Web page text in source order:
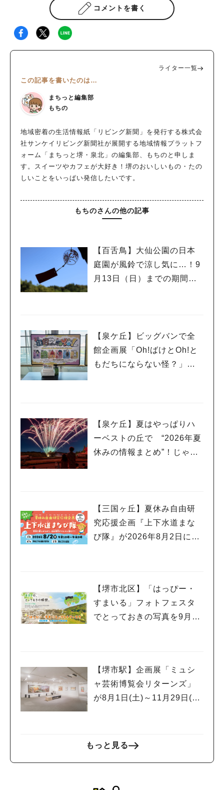
コメントを書く
ライター一覧
この記事を書いたのは…
まちっと編集部
もちの
地域密着の生活情報紙「リビング新聞」を発行する株式会
社サンケイリビング新聞社が展開する地域情報プラットフ
ォーム「まちっと堺・泉北」の編集部、もちのと申しま
す。スイーツやカフェが大好き！堺のおいしいもの・たの
しいことをいっぱい発信したいです。
もちのさんの他の記事
【百舌鳥】大仙公園の日本
庭園が風鈴で涼し気に…！9
月13日（日）までの期間限
【泉ケ丘】ビッグバンで全
館企画展「Oh!ばけとOh!と
もだちにならない怪？」が1
【泉ケ丘】夏はやっぱりハ
ーベストの丘で “2026年夏
休みの情報まとめ”！じゃぶ
【三国ヶ丘】夏休み自由研
究応援企画『上下水道まな
び隊』が2026年8月2日に開
【堺市北区】「はっぴー・
すまいる」フォトフェスタ
でとっておきの写真を9月30
【堺市駅】企画展「ミュシ
ャ芸術博覧会リターンズ」
が8月1日(土)～11月29日(日)
もっと見る